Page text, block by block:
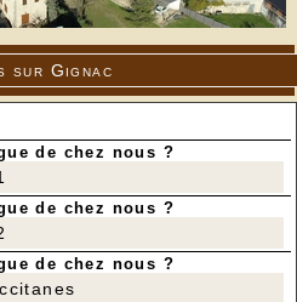
sur Gignac
de chez nous ?
de chez nous ?
de chez nous ?